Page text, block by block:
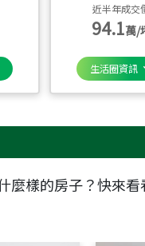
近半年成交
94.1萬/
生活圈資訊
✦✦
麼樣的房子？快來看